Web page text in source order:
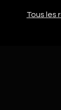
Tous les